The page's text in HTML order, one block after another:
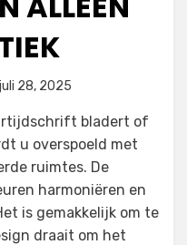
juli 28, 2025
bladert of
u overspoeld met
ruimtes. De
harmoniëren en
is gemakkelijk om te
draait om het